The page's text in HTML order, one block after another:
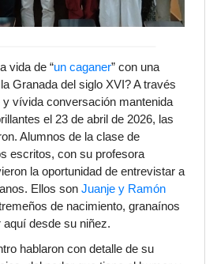
vida de “un caganer” con una
Granada del siglo XVI? A través
vívida conversación mantenida
el 23 de abril de 2026, las
Alumnos de la clase de
escritos, con su profesora
la oportunidad de entrevistar a
Ellos son Juanje y Ramón
de nacimiento, granaínos
desde su niñez.
hablaron con detalle de su